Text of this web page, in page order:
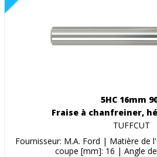
5HC 16mm
Fraise à chanfreiner,
TUFFCUT
Fournisseur: M.A. Ford | Matière de
coupe [mm]: 16 | Angle